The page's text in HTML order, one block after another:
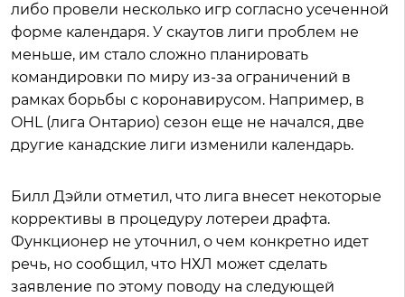
либо провели несколько игр согласно усеченной
форме календаря. У скаутов лиги проблем не
меньше, им стало сложно планировать
командировки по миру из-за ограничений в
рамках борьбы с коронавирусом. Например, в
OHL (лига Онтарио) сезон еще не начался, две
другие канадские лиги изменили календарь.
Билл Дэйли отметил, что лига внесет некоторые
коррективы в процедуру лотереи драфта.
Функционер не уточнил, о чем конкретно идет
речь, но сообщил, что НХЛ может сделать
заявление по этому поводу на следующей